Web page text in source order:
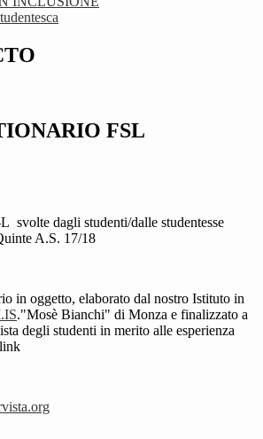
FSL
svolte dagli studenti/dalle studentesse
A.S. 17/18
in oggetto, elaborato dal nostro Istituto in
."Mosè Bianchi" di Monza e finalizzato a
degli studenti in merito alle esperienza
org